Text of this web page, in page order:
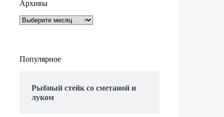
Архивы
Архивы
Популярное
Рыбный стейк со сметаной и
луком